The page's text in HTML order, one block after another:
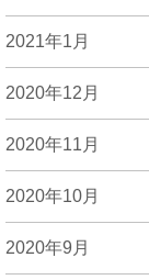
2021年1月
2020年12月
2020年11月
2020年10月
2020年9月